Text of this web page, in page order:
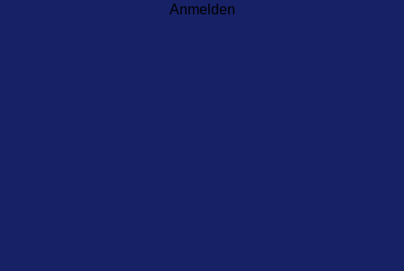
Anmelden